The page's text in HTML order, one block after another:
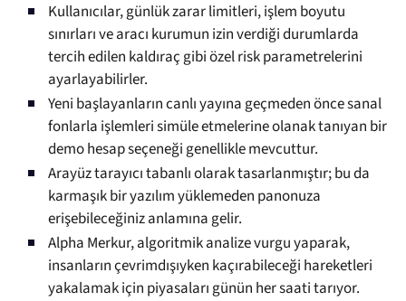
Kullanıcılar, günlük zarar limitleri, işlem boyutu
sınırları ve aracı kurumun izin verdiği durumlarda
tercih edilen kaldıraç gibi özel risk parametrelerini
ayarlayabilirler.
Yeni başlayanların canlı yayına geçmeden önce sanal
fonlarla işlemleri simüle etmelerine olanak tanıyan bir
demo hesap seçeneği genellikle mevcuttur.
Arayüz tarayıcı tabanlı olarak tasarlanmıştır; bu da
karmaşık bir yazılım yüklemeden panonuza
erişebileceğiniz anlamına gelir.
Alpha Merkur, algoritmik analize vurgu yaparak,
insanların çevrimdışıyken kaçırabileceği hareketleri
yakalamak için piyasaları günün her saati tarıyor.